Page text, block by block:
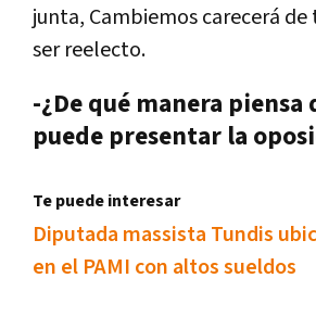
junta, Cambiemoscarecerá de
ser reelecto.
-¿De qué manera piensa
puede presentar la
Te puede interesar
Diputada massista Tundis
en el PAMI con altos sueldos